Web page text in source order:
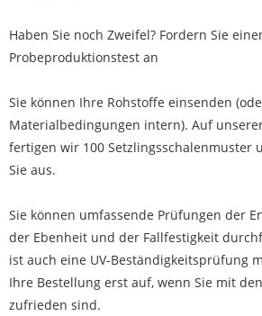
Haben Sie noch Zweifel? Fordern Sie
Probeproduktionstest an
Sie können Ihre Rohstoffe einsenden
Materialbedingungen intern). Auf
fertigen wir 100 Setzlingsschalenmuster
Sie aus.
Sie können umfassende Prüfungen der
der Ebenheit und der Fallfestigkeit
ist auch eine UV-Beständigkeitsprüfung
Ihre Bestellung erst auf, wenn Sie mit
zufrieden sind.